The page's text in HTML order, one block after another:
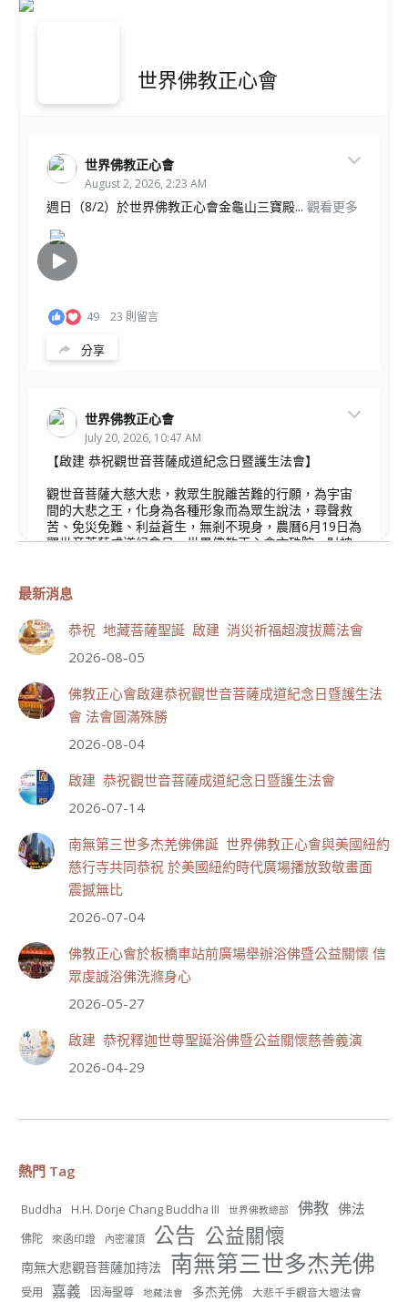
世界佛教正心會
世界佛教正心會
August 2, 2026, 2:23 AM
週日（8/2）於世界佛教正心會金龜山三寶殿... 觀看更多
49 23 則留言
分享
世界佛教正心會
July 20, 2026, 10:47 AM
【啟建 恭祝觀世音菩薩成道紀念日暨護生法會】
觀世音菩薩大慈大悲，救眾生脫離苦難的行願，為宇宙
間的大悲之王，化身為各種形象而為眾生說法，尋聲救
苦、免災免難、利益蒼生，無剎不現身，農曆6月19日為
觀世音菩薩成道紀念日，世界佛教正心會文殊院、財神
111 33 則留言
分享
世界佛教正心會
July 19, 2026, 1:40 AM
觀看更多
55 28 則留言
July 19, 2026, 1:38 AM
觀看更多
分享
最新消息
恭祝 地藏菩薩聖誕 啟建 消災祈福超渡拔薦法會
2026-08-05
佛教正心會啟建恭祝觀世音菩薩成道紀念日暨護生法
會 法會圓滿殊勝
2026-08-04
啟建 恭祝觀世音菩薩成道紀念日暨護生法會
2026-07-14
南無第三世多杰羌佛佛誕 世界佛教正心會與美國紐約
慈行寺共同恭祝 於美國紐約時代廣場播放致敬畫面
震撼無比
2026-07-04
佛教正心會於板橋車站前廣場舉辦浴佛暨公益關懷 信
眾虔誠浴佛洗滌身心
2026-05-27
啟建 恭祝釋迦世尊聖誕浴佛暨公益關懷慈善義演
2026-04-29
熱門 Tag
Buddha H.H. Dorje Chang Buddha III 世界佛教總部 佛教 佛法
佛陀 來函印證 內密灌頂 公告 公益關懷
南無大悲觀音菩薩加持法 南無第三世多杰羌佛
受用 嘉義 因海聖尊 地藏法會 多杰羌佛 大悲千手觀音大壇法會